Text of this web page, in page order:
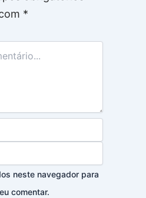
*
neste navegador para
comentar.